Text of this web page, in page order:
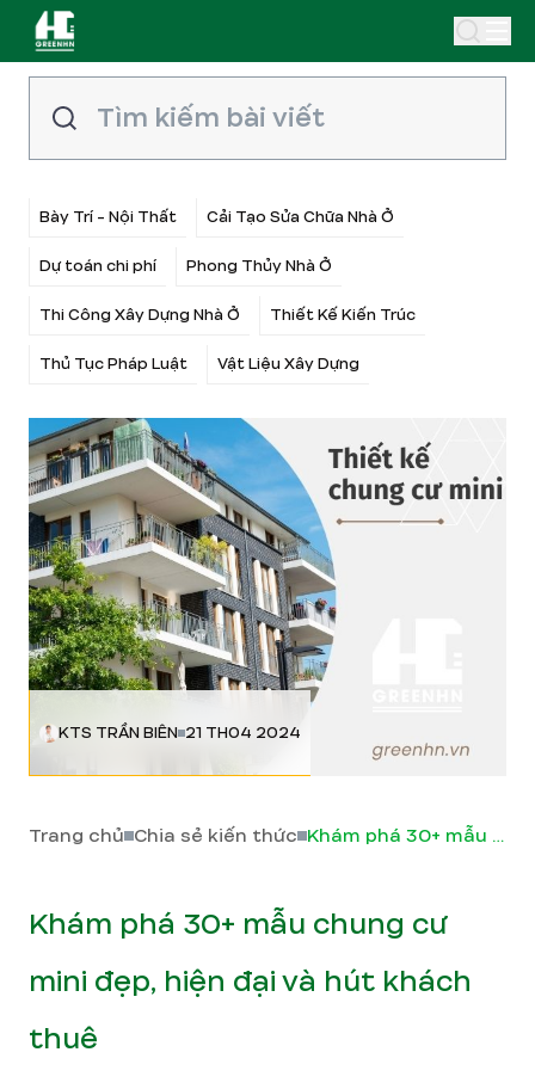
Bày Trí - Nội Thất Cải Tạo Sửa Chữa Nhà Ở
Dự toán chi phí Phong Thủy Nhà Ở
Thi Công Xây Dựng Nhà Ở Thiết Kế Kiến Trúc
Thủ Tục Pháp Luật Vật Liệu Xây Dựng
KTS TRẦN BIÊN 21 TH04 2024
Trang chủ Chia sẻ kiến thức Khám phá 30+ mẫu chung cư mini đẹp, hiện đại và hút khách thuê
Khám phá 30+ mẫu chung cư
mini đẹp, hiện đại và hút khách
thuê